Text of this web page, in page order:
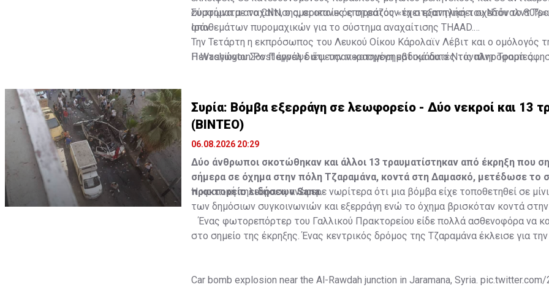
συστήματα αναχαίτισης, οι οποίες επηρεάζουν τη στρατηγική του Ντόναλντ
Ιράν.
Σύμφωνα με το CNN, ο αμερικανικός στρατός «έχει εξαντλήσει σχεδόν το
αποθεμάτων πυρομαχικών για το σύστημα αναχαίτισης THAAD.
Η Washington Post έγραψε ότι την περασμένη εβδομάδα ο Ντόναλντ Τραμπ
παραπλανηθεί».
Την Τετάρτη η εκπρόσωπος του Λευκού Οίκου Κάρολαϊν Λέβιτ και ο ομόλογός
Πενταγώνου Σον Παρνέλ διέψευσαν κατηγορηματικά αυτές τις πληροφορίες.
Συρία: Βόμβα εξερράγη σε λεωφορείο - Δύο νεκροί και 13
(ΒΙΝΤΕΟ)
06.08.2026 20:29
Δύο άνθρωποι σκοτώθηκαν και άλλοι 13 τραυματίστηκαν από έκρηξη που
σήμερα σε όχημα στην πόλη Τζαραμάνα, κοντά στη Δαμασκό, μετέδωσε το
πρακτορείο ειδήσεων Sana.
Η κρατική τηλεόραση ανέφερε νωρίτερα ότι μια βόμβα είχε τοποθετηθεί σε
των δημόσιων συγκοινωνιών και εξερράγη ενώ το όχημα βρισκόταν κοντά
Ένας φωτορεπόρτερ του Γαλλικού Πρακτορείου είδε πολλά ασθενοφόρα να
στο σημείο της έκρηξης. Ένας κεντρικός δρόμος της Τζαραμάνα έκλεισε για
Car bomb explosion near the Al-Rawdah junction in Jaramana, Syria. pic.twitter.com/